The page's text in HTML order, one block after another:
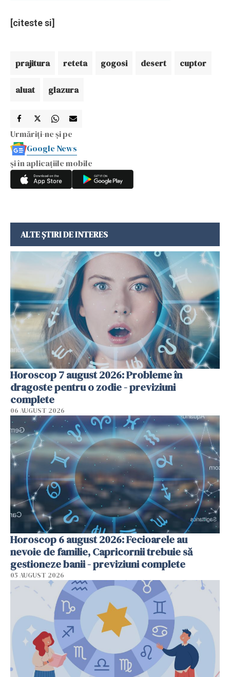
[citeste si]
prajitura reteta gogosi desert cuptor
aluat glazura
Urmăriți-ne și pe
Google News
și în aplicațiile mobile
ALTE ȘTIRI DE INTERES
Horoscop 7 august 2026: Probleme în
dragoste pentru o zodie - previziuni
complete
06 AUGUST 2026
Horoscop 6 august 2026: Fecioarele au
nevoie de familie, Capricornii trebuie să
gestioneze banii - previziuni complete
05 AUGUST 2026